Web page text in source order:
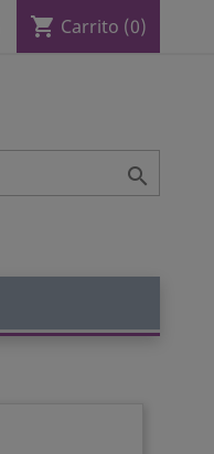
shopping_cart Carrito (0)
